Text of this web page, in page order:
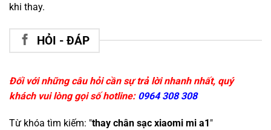
khi thay.
HỎI - ĐÁP
Đối với những câu hỏi cần sự trả lời nhanh nhất, quý
khách vui lòng gọi số hotline: 0964 308 308
Từ khóa tìm kiếm: "thay chân sạc xiaomi mi a1 "